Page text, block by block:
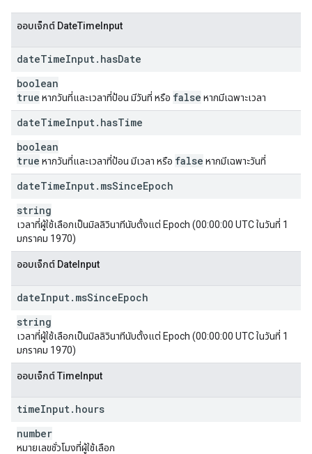
ออบเจ็กต์ DateTimeInput
dateTimeInput. hasDate
boolean
true หากวันที่และเวลาที่ป้อน มีวันที่ หรือ false หากมีเฉพาะเวลา
dateTimeInput. hasTime
boolean
true หากวันที่และเวลาที่ป้อน มีเวลา หรือ false หากมีเฉพาะวันที่
dateTimeInput. msSinceEpoch
string
เวลาที่ผู้ใช้เลือกเป็นมิลลิวินาทีนับตั้งแต่ Epoch (00:00:00 UTC ในวันที่ 1
มกราคม 1970)
ออบเจ็กต์ DateInput
dateInput. msSinceEpoch
string
เวลาที่ผู้ใช้เลือกเป็นมิลลิวินาทีนับตั้งแต่ Epoch (00:00:00 UTC ในวันที่ 1
มกราคม 1970)
ออบเจ็กต์ TimeInput
timeInput. hours
number
หมายเลขชั่วโมงที่ผู้ใช้เลือก